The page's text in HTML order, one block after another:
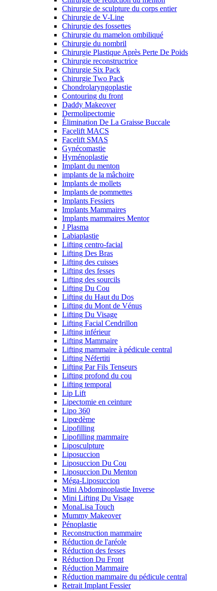
Chirurgie de sculpture du corps entier
Chirurgie de V-Line
Chirurgie des fossettes
Chirurgie du mamelon ombiliqué
Chirurgie du nombril
Chirurgie Plastique Après Perte De Poids
Chirurgie reconstructrice
Chirurgie Six Pack
Chirurgie Two Pack
Chondrolaryngoplastie
Contouring du front
Daddy Makeover
Dermolipectomie
Élimination De La Graisse Buccale
Facelift MACS
Facelift SMAS
Gynécomastie
Hyménoplastie
Implant du menton
implants de la mâchoire
Implants de mollets
Implants de pommettes
Implants Fessiers
Implants Mammaires
Implants mammaires Mentor
J Plasma
Labiaplastie
Lifting centro-facial
Lifting Des Bras
Lifting des cuisses
Lifting des fesses
Lifting des sourcils
Lifting Du Cou
Lifting du Haut du Dos
Lifting du Mont de Vénus
Lifting Du Visage
Lifting Facial Cendrillon
Lifting inférieur
Lifting Mammaire
Lifting mammaire à pédicule central
Lifting Néfertiti
Lifting Par Fils Tenseurs
Lifting profond du cou
Lifting temporal
Lip Lift
Lipectomie en ceinture
Lipo 360
Lipœdème
Lipofilling
Lipofilling mammaire
Liposculpture
Liposuccion
Liposuccion Du Cou
Liposuccion Du Menton
Méga-Liposuccion
Mini Abdominoplastie Inverse
Mini Lifting Du Visage
MonaLisa Touch
Mummy Makeover
Pénoplastie
Reconstruction mammaire
Réduction de l'aréole
Réduction des fesses
Réduction Du Front
Réduction Mammaire
Réduction mammaire du pédicule central
Retrait Implant Fessier